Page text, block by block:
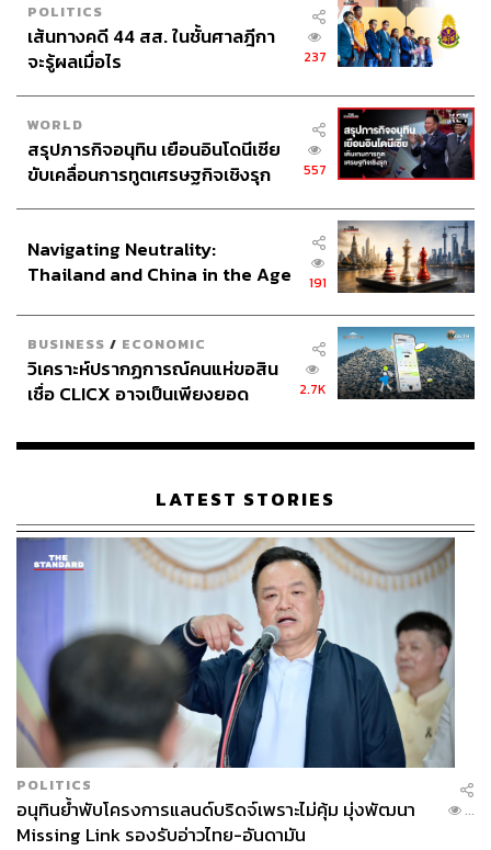
POLITICS
เส้นทางคดี 44 สส. ในชั้นศาลฎีกา
จะรู้ผลเมื่อไร
237
WORLD
สรุปภารกิจอนุทิน เยือนอินโดนีเซีย
ขับเคลื่อนการทูตเศรษฐกิจเชิงรุก
557
Navigating Neutrality:
Thailand and China in the Age
191
BUSINESS / ECONOMIC
วิเคราะห์ปรากฏการณ์คนแห่ขอสิน
เชื่อ CLICX อาจเป็นเพียงยอด
เรือนไทยที่ถูกซุกไว้
2.7K
LATEST STORIES
POLITICS
อนุทินย้ำพับโครงการแลนด์บริดจ์เพราะไม่คุ้ม มุ่งพัฒนา
Missing Link รองรับอ่าวไทย-อันดามัน
...